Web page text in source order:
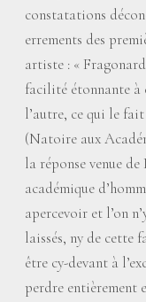
constatations
errements des
artiste : «
facilité étonnante à
l’autre, ce qui le
(Natoire aux
la réponse venue de
académique
apercevoir et l’on
laissés, ny de cette
être cy-devant à
perdre entièrement